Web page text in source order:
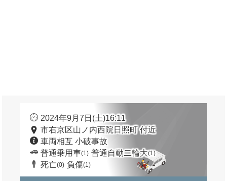
2024年9月7日(土)16:11
市右京区山ノ内西院日照町 付近
車両相互 小破事故
普通乗用車(1) 普通自動二輪大(1)
死亡(0) 負傷(1)